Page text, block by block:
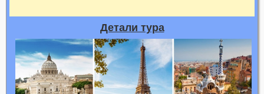
Детали тура